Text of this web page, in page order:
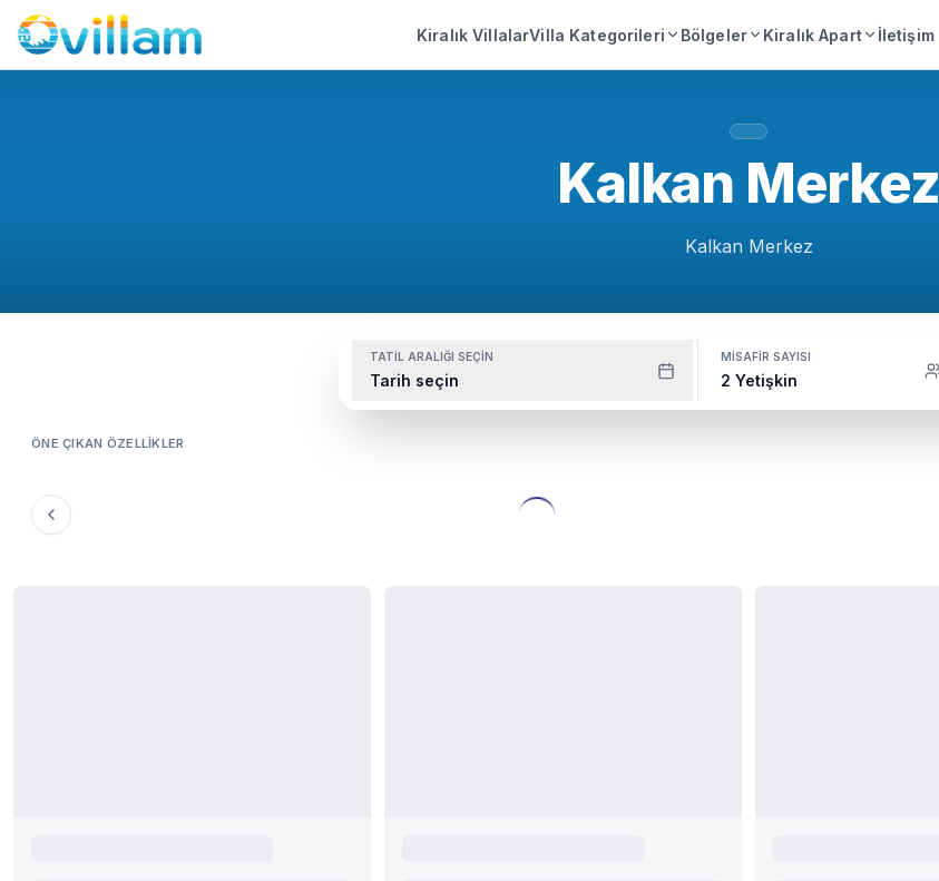
Kiralık VillalarVilla Kategorileri Bölgeler Kiralık Apart İletişim
Kalkan Merkez
Kalkan Merkez
TATIL ARALIĞI SEÇIN
Tarih seçin
MISAFIR SAYISI
2 Yetişkin
ÖNE ÇIKAN ÖZELLIKLER